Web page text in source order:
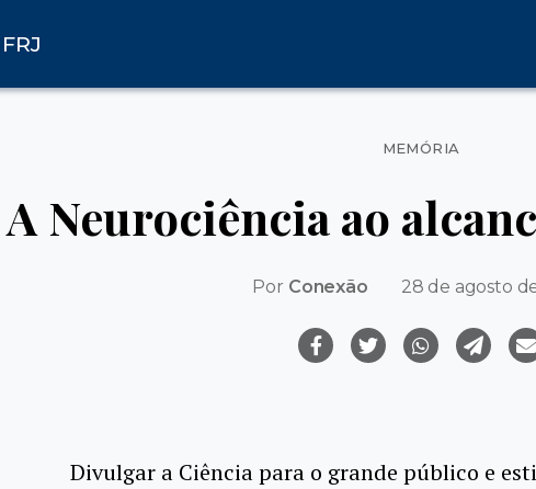
Categorias
MEMÓRIA
A Neurociência ao
Por Conexão 28 de agosto
Divulgar a Ciência para o grande público e